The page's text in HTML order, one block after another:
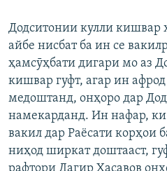
Додситонии кулли кишвар
айбе нисбат ба ин се
ҳамсӯҳбати дигари мо аз
кишвар гуфт, агар ин
медоштанд, онҳоро дар
намекарданд. Ин нафар,
вакил дар Раёсати корҳои
ниҳод ширкат доштааст,